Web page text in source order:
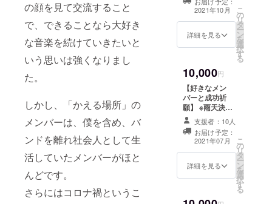
の顔を見て交流すること
で、できることなら大好き
な音楽を続けていきたいと
いう思いは強くなりまし
た。
しかし、「かえる場所」の
メンバーは、僕を含め、バ
ンドを離れ社会人として生
活していたメンバーがほと
んどです。
さらにはコロナ禍というこ
みの金額です。
※このリターンに
つきましては商
品の発送をもっ
て完了となりま
ディング限定デ
ザインシリコン
バンド ・Live映
像ダイジェスト
・華那のツアー
期間中ランダム
チェキ(5枚のう
ち1枚はクラウド
ファンディング
限定) ※DVDは
DVD-Rでのお届
けとなります。
※送料込みの金額
です。 ※このリ
ターンにつきま
しては商品の発
となります。
2021年10月
詳細を見る
こ
の
リ
タ
ー
ン
を
選
択
す
る
10,000円
【好きなメン
バーと成功祈
願】 ※雨天決行
※杏、華那、千
歳、カゴメの中
から1人を選んで
祈願にいけま
す。 ※当日の時
間に関してはク
支援者：10人
お届け予定：
2021年07月
詳細を見る
こ
の
リ
タ
ー
ン
を
選
択
す
る